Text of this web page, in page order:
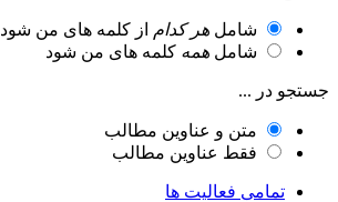
شامل هر کدام از کلمه های من شود
شامل همه کلمه های من شود
جستجو در ...
متن و عناوین مطالب
فقط عناوین مطالب
تمامی فعالیت ها